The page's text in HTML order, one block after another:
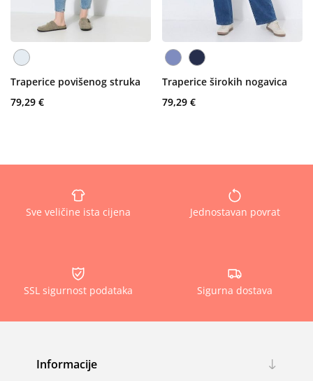
Traperice povišenog struka
79,29 €
Traperice širokih nogavica
79,29 €
Sve veličine ista cijena Jednostavan povrat
SSL sigurnost podataka Sigurna dostava
Informacije